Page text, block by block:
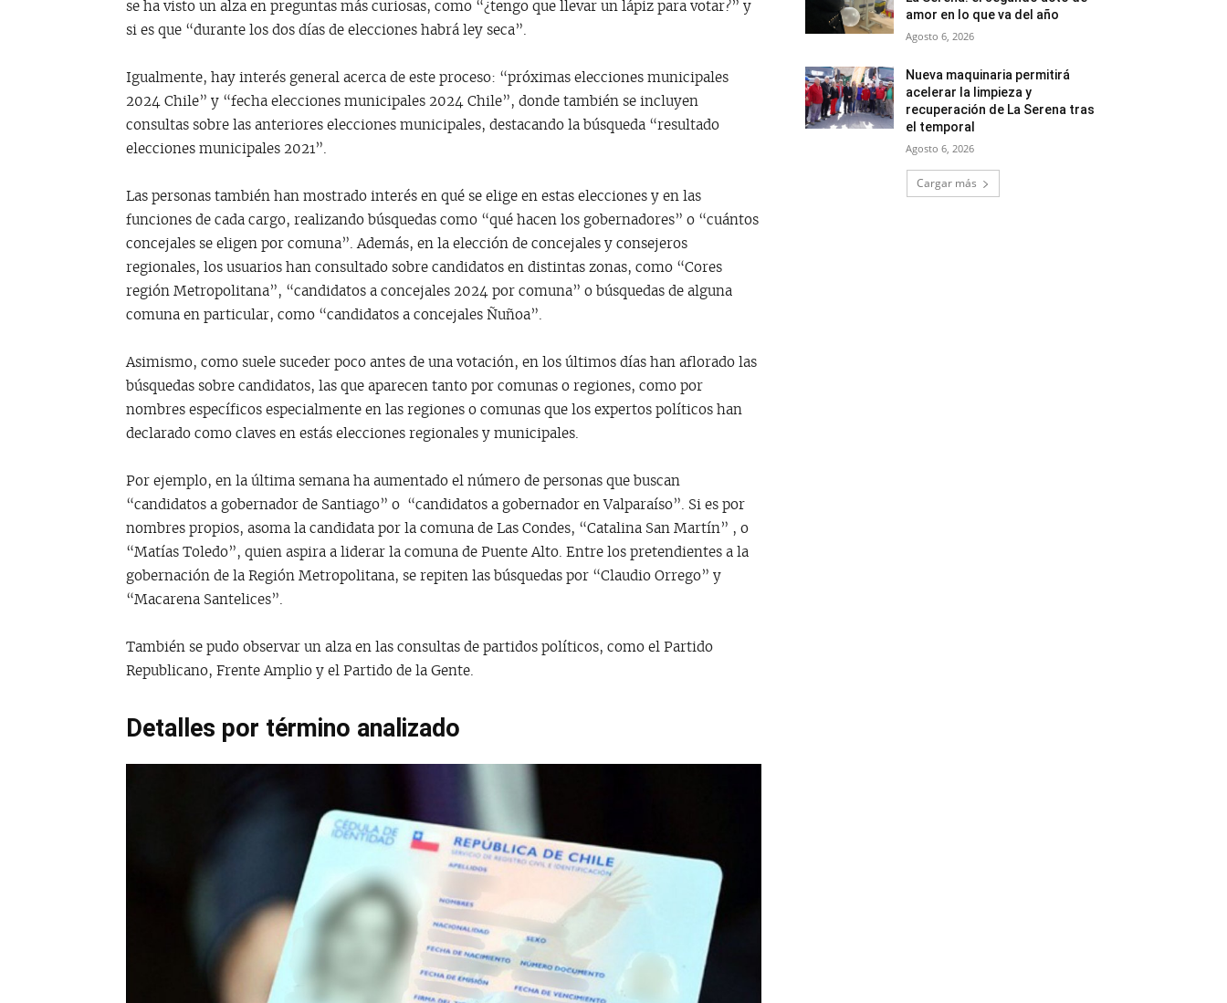
se ha visto un alza en preguntas más curiosas, como “¿tengo que llevar un lápiz para votar?” y
si es que “durante los dos días de elecciones habrá ley seca”.
Igualmente, hay interés general acerca de este proceso: “próximas elecciones municipales
2024 Chile” y “fecha elecciones municipales 2024 Chile”, donde también se incluyen
consultas sobre las anteriores elecciones municipales, destacando la búsqueda “resultado
elecciones municipales 2021”.
Las personas también han mostrado interés en qué se elige en estas elecciones y en las
funciones de cada cargo, realizando búsquedas como “qué hacen los gobernadores” o “cuántos
concejales se eligen por comuna”. Además, en la elección de concejales y consejeros
regionales, los usuarios han consultado sobre candidatos en distintas zonas, como “Cores
región Metropolitana”, “candidatos a concejales 2024 por comuna” o búsquedas de alguna
comuna en particular, como “candidatos a concejales Ñuñoa”.
Asimismo, como suele suceder poco antes de una votación, en los últimos días han aflorado las
búsquedas sobre candidatos, las que aparecen tanto por comunas o regiones, como por
nombres específicos especialmente en las regiones o comunas que los expertos políticos han
declarado como claves en estás elecciones regionales y municipales.
Por ejemplo, en la última semana ha aumentado el número de personas que buscan
“candidatos a gobernador de Santiago” o “candidatos a gobernador en Valparaíso”. Si es por
nombres propios, asoma la candidata por la comuna de Las Condes, “Catalina San Martín” , o
“Matías Toledo”, quien aspira a liderar la comuna de Puente Alto. Entre los pretendientes a la
gobernación de la Región Metropolitana, se repiten las búsquedas por “Claudio Orrego” y
“Macarena Santelices”.
También se pudo observar un alza en las consultas de partidos políticos, como el Partido
Republicano, Frente Amplio y el Partido de la Gente.
Detalles por término analizado
amor en lo que va del año
Agosto 6, 2026
Nueva maquinaria permitirá
acelerar la limpieza y
recuperación de La Serena tras
el temporal
Agosto 6, 2026
Cargar más